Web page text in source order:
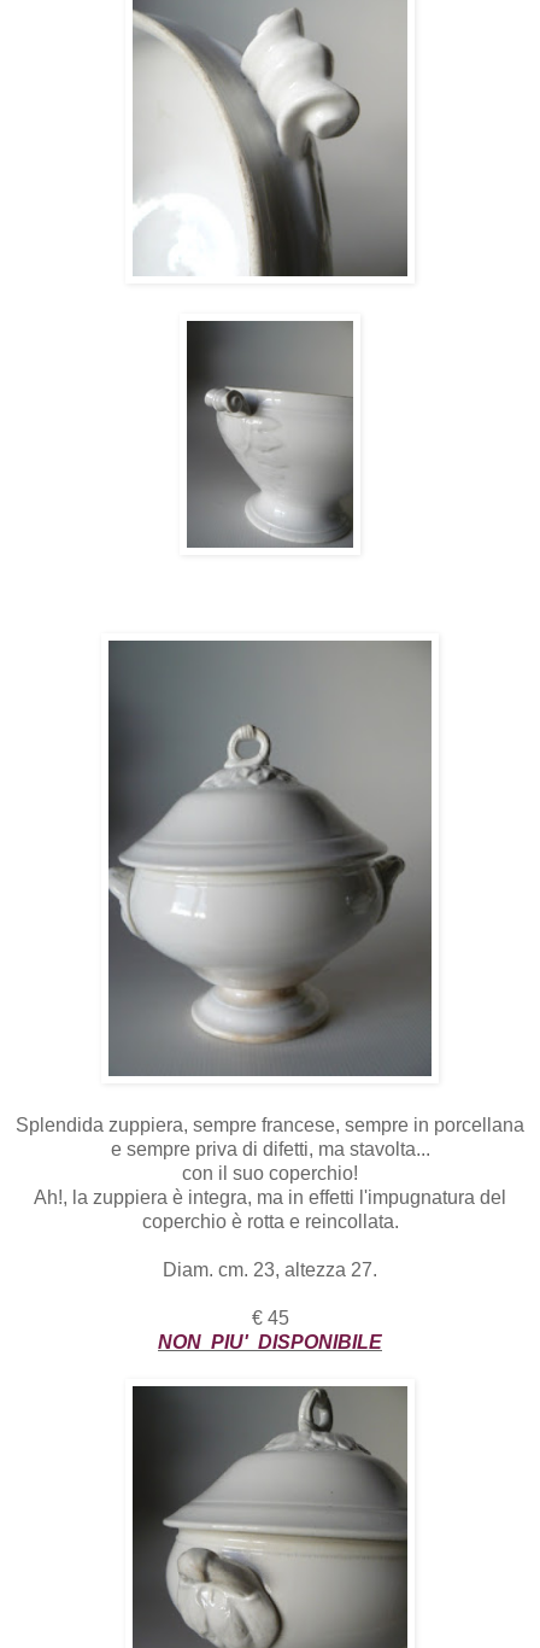
Splendida zuppiera, sempre francese, sempre in porcellana
e sempre priva di difetti, ma stavolta...
con il suo coperchio!
Ah!, la zuppiera è integra, ma in effetti l'impugnatura del
coperchio è rotta e reincollata.
Diam. cm. 23, altezza 27.
€ 45
NON PIU' DISPONIBILE